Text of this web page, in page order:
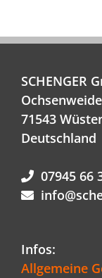
SCHENGER
71543
Deutschland
07945 66
Infos:
Allgemeine